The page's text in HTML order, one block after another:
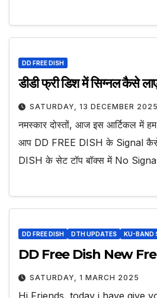
DD FREE DISH
डीडी फ्री डिश में सिग्नल कैसे
SATURDAY, 13 DECEMBER 2025
नमस्कार दोस्तों, आज इस आर्टिकल में
आप DD FREE DISH के Signal
DISH के सेट टॉप बॉक्स में No
DD FREE DISH DTH UPDATES KU-BAND
DD Free Dish New
SATURDAY, 1 MARCH 2025
Hi Friends, today i have give